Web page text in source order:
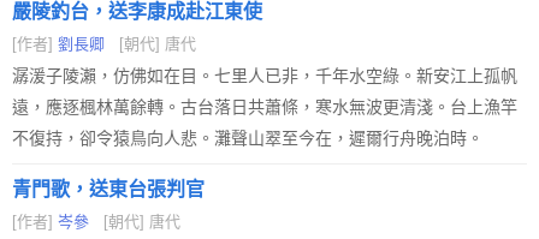
嚴陵釣台，送李康成赴江東使
[作者] 劉長卿 [朝代] 唐代
潺湲子陵瀨，仿佛如在目。七里人已非，千年水空綠。新安江上孤帆
遠，應逐楓林萬餘轉。古台落日共蕭條，寒水無波更清淺。台上漁竿
不復持，卻令猿鳥向人悲。灘聲山翠至今在，遲爾行舟晚泊時。
青門歌，送東台張判官
[作者] 岑參 [朝代] 唐代